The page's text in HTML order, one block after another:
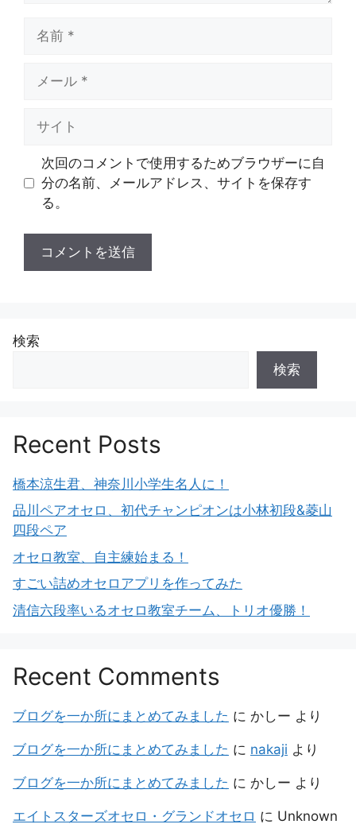
次回のコメントで使用するためブラウザーに自
分の名前、メールアドレス、サイトを保存す
る。
検索
検索
Recent Posts
橋本涼生君、神奈川小学生名人に！
品川ペアオセロ、初代チャンピオンは小林初段&菱山
四段ペア
オセロ教室、自主練始まる！
すごい詰めオセロアプリを作ってみた
清信六段率いるオセロ教室チーム、トリオ優勝！
Recent Comments
ブログを一か所にまとめてみました に かしー より
ブログを一か所にまとめてみました に nakaji より
ブログを一か所にまとめてみました に かしー より
エイトスターズオセロ・グランドオセロ に Unknown